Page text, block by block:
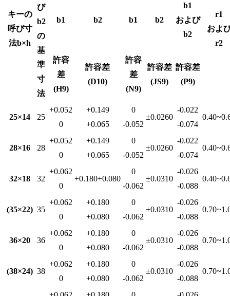
キーの
呼び寸
法b×h
び
b2
の
基
準
寸
法
r1
およ
r2
b1 b2 b1 b2
b1
および
b2
許容
差
(H9)
許容差
(D10)
許容
差
(N9)
許容差
(JS9)
許容差
(P9)
25×14 25
+0.052
0
+0.149
+0.065
0
-0.052
±0.0260
-0.022
-0.074
28×16 28
+0.052
0
+0.149
+0.065
0
-0.052
±0.0260
-0.022
-0.074
32×18 32
+0.062
0
+0.180+0.080
0
-0.062
±0.0310
-0.026
-0.088
(35×22) 35
+0.062
0
+0.180
+0.080
0
-0.062
±0.0310
-0.026
-0.088
36×20 36
+0.062
0
+0.180
+0.080
0
-0.062
±0.0310
-0.026
-0.088
(38×24) 38
+0.062
0
+0.180
+0.080
0
-0.062
±0.0310
-0.026
-0.088